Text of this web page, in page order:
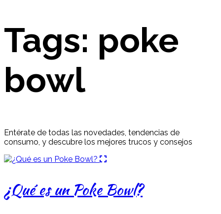
Tags: poke
bowl
Entérate de todas las novedades, tendencias de
consumo, y descubre los mejores trucos y consejos
¿Qué es un Poke Bowl?